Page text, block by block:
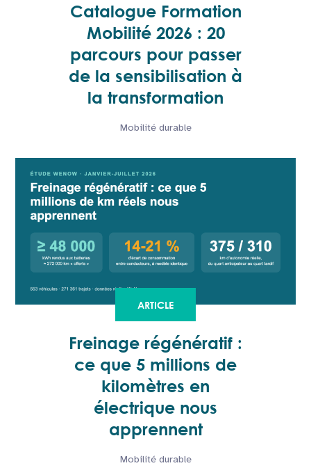
Catalogue Formation
Mobilité 2026 : 20
parcours pour passer
de la sensibilisation à
la transformation
Mobilité durable
ARTICLE
Freinage régénératif :
ce que 5 millions de
kilomètres en
électrique nous
apprennent
Mobilité durable